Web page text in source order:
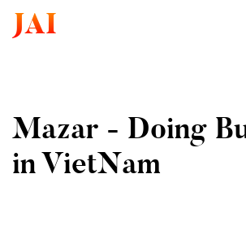
JAI
Mazar - Doing
in VietNam